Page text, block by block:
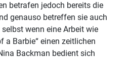
betrafen jedoch bereits die
genauso betreffen sie auch
wenn eine Arbeit wie
a Barbie“ einen zeitlichen
Backman bedient sich